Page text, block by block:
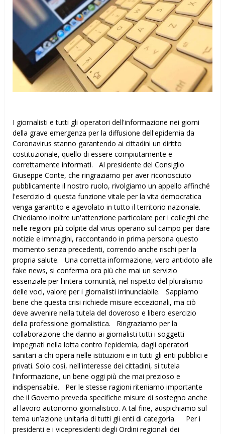
I giornalisti e tutti gli operatori dell'informazione nei giorni
della grave emergenza per la diffusione dell'epidemia da
Coronavirus stanno garantendo ai cittadini un diritto
costituzionale, quello di essere compiutamente e
correttamente informati. Al presidente del Consiglio
Giuseppe Conte, che ringraziamo per aver riconosciuto
pubblicamente il nostro ruolo, rivolgiamo un appello affinché
l'esercizio di questa funzione vitale per la vita democratica
venga garantito e agevolato in tutto il territorio nazionale.
Chiediamo inoltre un'attenzione particolare per i colleghi che
nelle regioni più colpite dal virus operano sul campo per dare
notizie e immagini, raccontando in prima persona questo
momento senza precedenti, correndo anche rischi per la
propria salute. Una corretta informazione, vero antidoto alle
fake news, si conferma ora più che mai un servizio
essenziale per l'intera comunità, nel rispetto del pluralismo
delle voci, valore per i giornalisti irrinunciabile. Sappiamo
bene che questa crisi richiede misure eccezionali, ma ciò
deve avvenire nella tutela del doveroso e libero esercizio
della professione giornalistica. Ringraziamo per la
collaborazione che danno ai giornalisti tutti i soggetti
impegnati nella lotta contro l'epidemia, dagli operatori
sanitari a chi opera nelle istituzioni e in tutti gli enti pubblici e
privati. Solo così, nell'interesse dei cittadini, si tutela
l'informazione, un bene oggi più che mai prezioso e
indispensabile. Per le stesse ragioni riteniamo importante
che il Governo preveda specifiche misure di sostegno anche
al lavoro autonomo giornalistico. A tal fine, auspichiamo sul
tema un’azione unitaria di tutti gli enti di categoria. Per i
presidenti e i vicepresidenti degli Ordini regionali dei